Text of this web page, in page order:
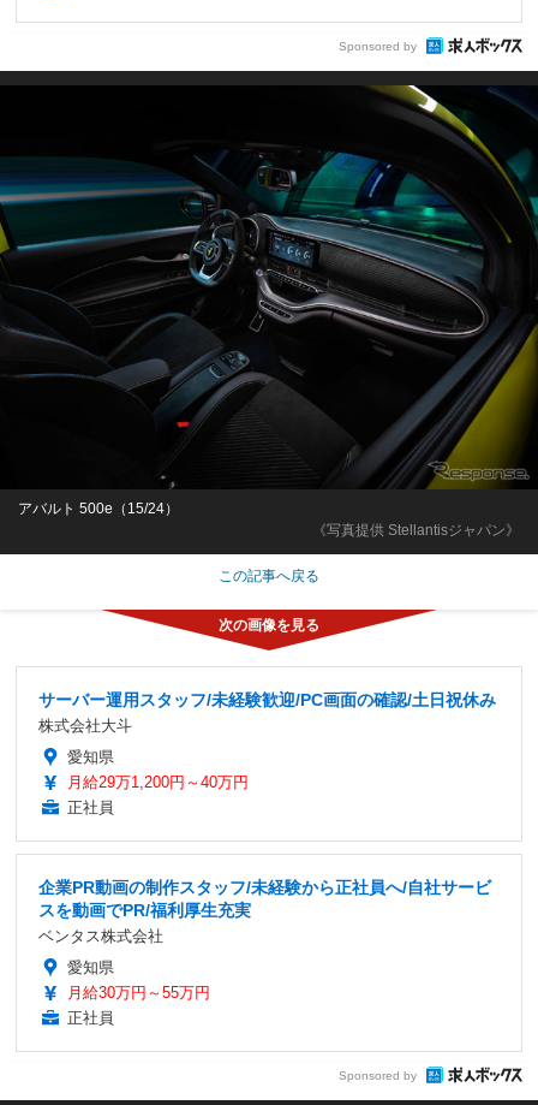
Sponsored by
《写真提供 Stellantisジャパン》
アバルト 500e（15/24）
この記事へ戻る
サーバー運用スタッフ/未経験歓迎/PC画面の確認/土日祝休み
株式会社大斗
愛知県
月給29万1,200円～40万円
正社員
企業PR動画の制作スタッフ/未経験から正社員へ/自社サービ
スを動画でPR/福利厚生充実
ベンタス株式会社
愛知県
月給30万円～55万円
正社員
Sponsored by